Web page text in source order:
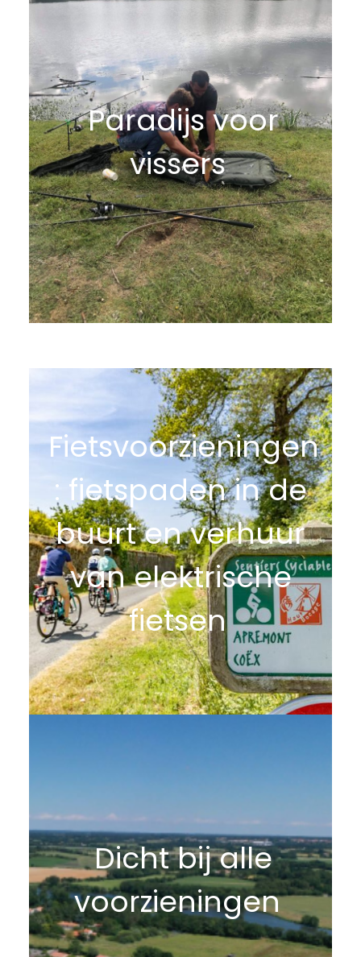
Paradijs voor
vissers
Fietsvoorzieningen
: fietspaden in de
buurt en verhuur
van elektrische
fietsen
Dicht bij alle
voorzieningen